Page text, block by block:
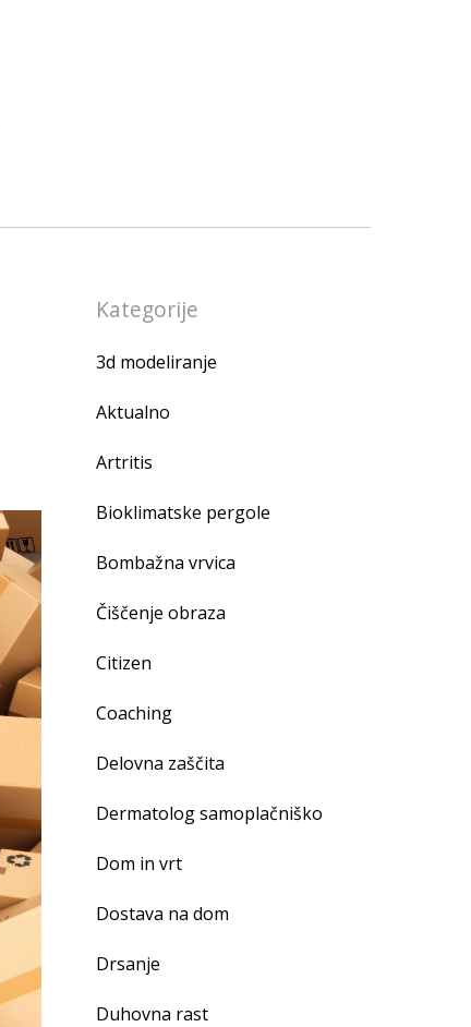
Kategorije
3d modeliranje
Aktualno
Artritis
Bioklimatske pergole
Bombažna vrvica
Čiščenje obraza
Citizen
Coaching
Delovna zaščita
Dermatolog samoplačniško
Dom in vrt
Dostava na dom
Drsanje
Duhovna rast